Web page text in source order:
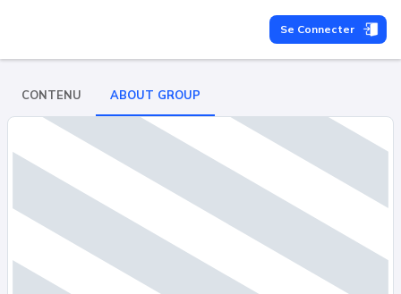
Se Connecter
CONTENU ABOUT GROUP